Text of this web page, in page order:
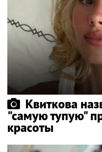
Квиткова
"самую тупую"
красоты